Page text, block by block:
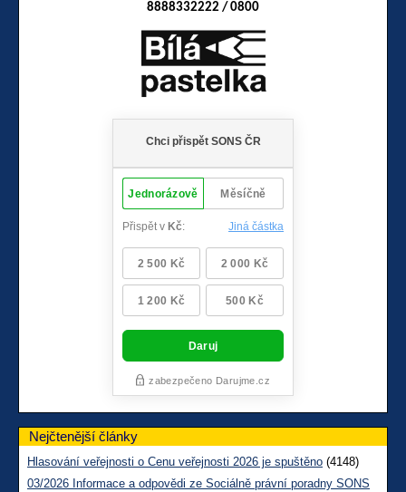
8888332222 / 0800
Nejčtenější články
Hlasování veřejnosti o Cenu veřejnosti 2026 je spuštěno (4148)
03/2026 Informace a odpovědi ze Sociálně právní poradny SONS